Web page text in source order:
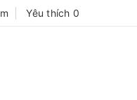
Yêu thích 0